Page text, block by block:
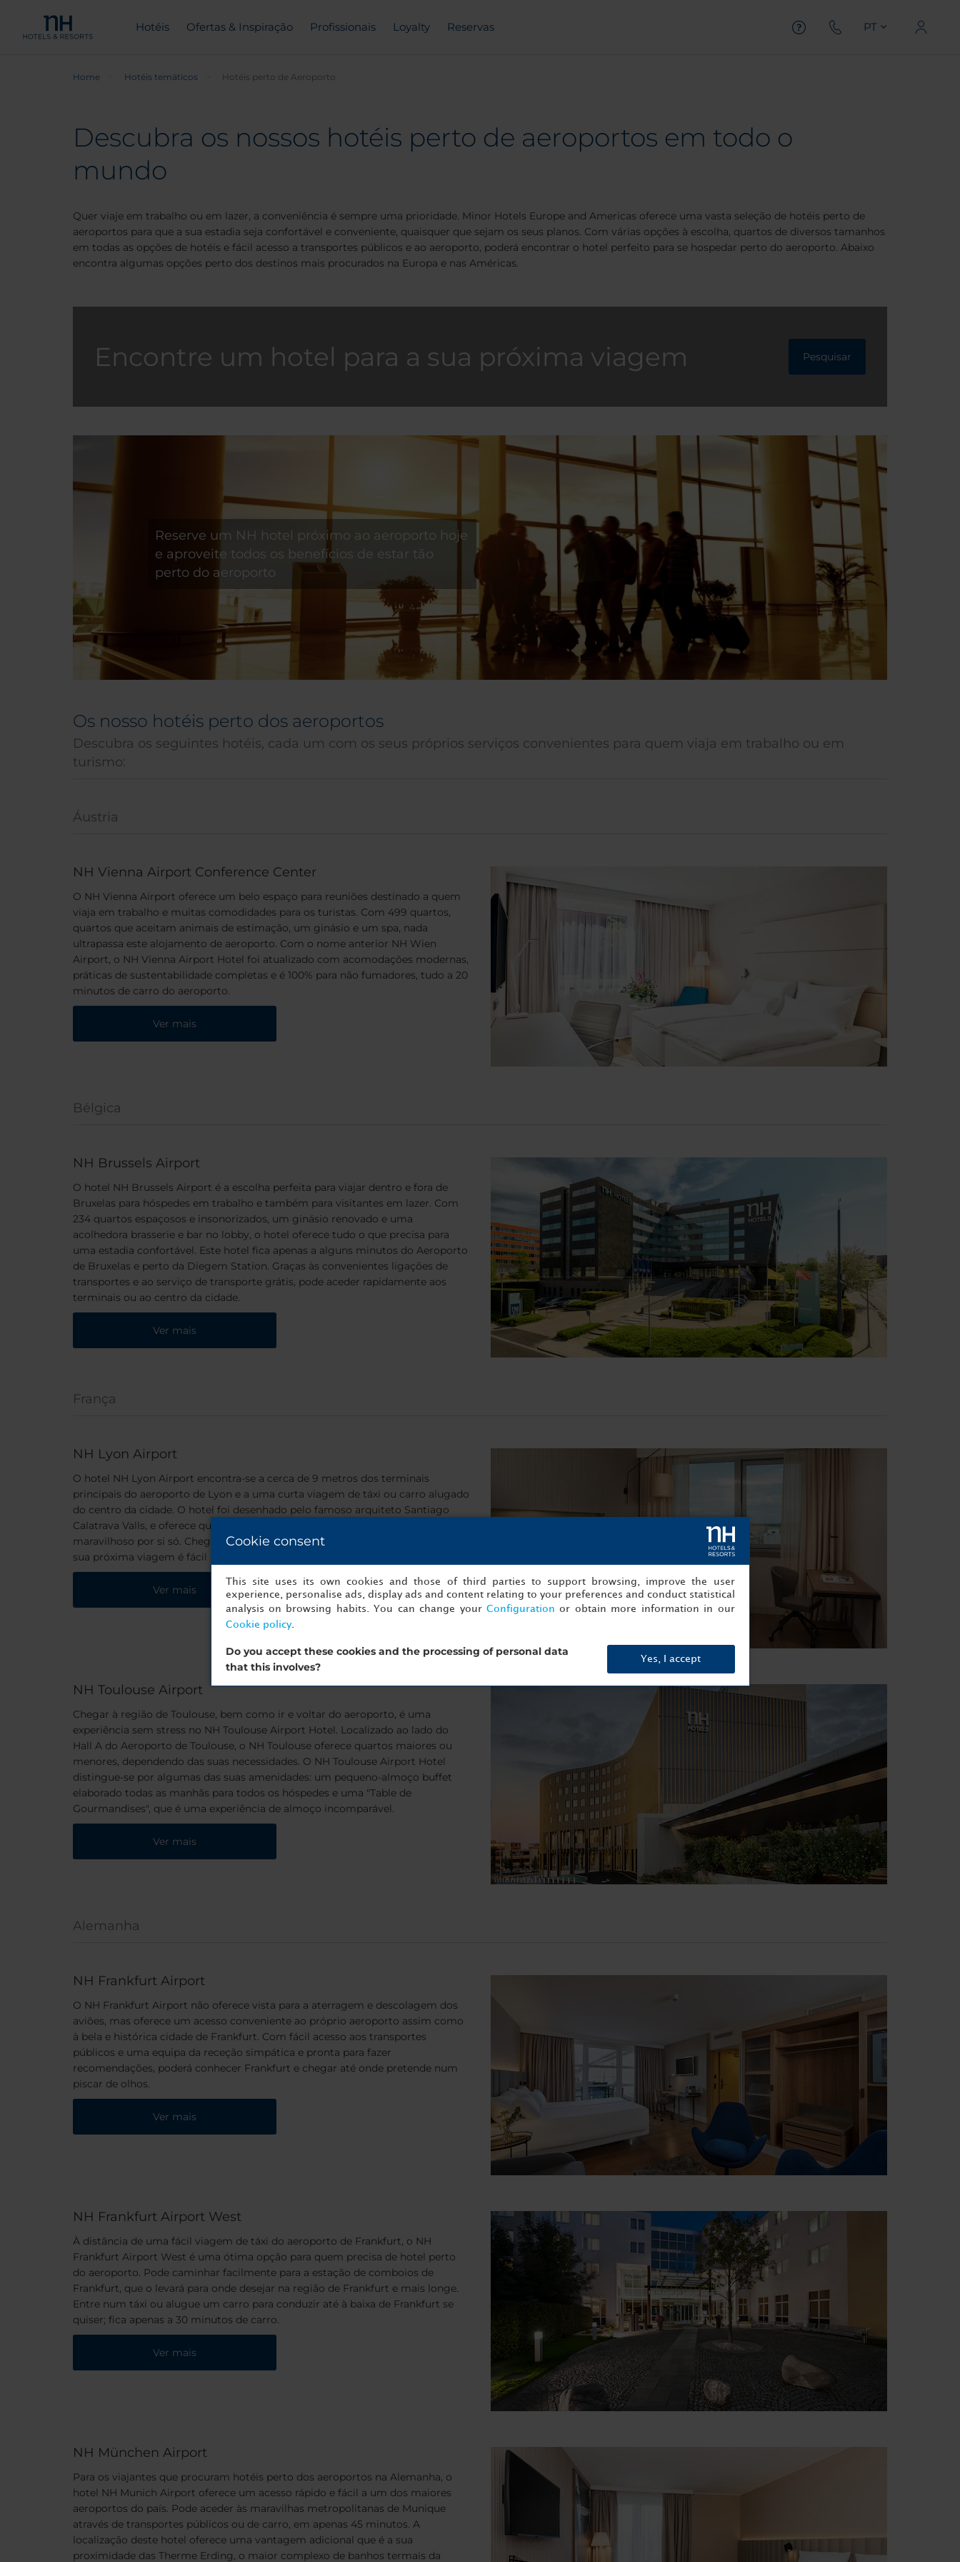
Hotéis Ofertas & Inspiração Profissionais Loyalty Reservas PT
Home Hotéis temáticos Hotéis perto de Aeroporto
Descubra os nossos hotéis perto de aeroportos em todo o
mundo
Quer viaje em trabalho ou em lazer, a conveniência é sempre uma prioridade. Minor Hotels Europe and Americas oferece uma vasta seleção de hotéis perto de
aeroportos para que a sua estadia seja confortável e conveniente, quaisquer que sejam os seus planos. Com várias opções à escolha, quartos de diversos tamanhos
em todas as opções de hotéis e fácil acesso a transportes públicos e ao aeroporto, poderá encontrar o hotel perfeito para se hospedar perto do aeroporto. Abaixo
encontra algumas opções perto dos destinos mais procurados na Europa e nas Américas.
Encontre um hotel para a sua próxima viagem Pesquisar
Reserve um NH hotel próximo ao aeroporto hoje
e aproveite todos os benefícios de estar tão
perto do aeroporto
Os nosso hotéis perto dos aeroportos
Descubra os seguintes hotéis, cada um com os seus próprios serviços convenientes para quem viaja em trabalho ou em
turismo:
Áustria
NH Vienna Airport Conference Center
O NH Vienna Airport oferece um belo espaço para reuniões destinado a quem
viaja em trabalho e muitas comodidades para os turistas. Com 499 quartos,
quartos que aceitam animais de estimação, um ginásio e um spa, nada
ultrapassa este alojamento de aeroporto. Com o nome anterior NH Wien
Airport, o NH Vienna Airport Hotel foi atualizado com acomodações modernas,
práticas de sustentabilidade completas e é 100% para não fumadores, tudo a 20
minutos de carro do aeroporto.
Ver mais
Bélgica
NH Brussels Airport
O hotel NH Brussels Airport é a escolha perfeita para viajar dentro e fora de
Bruxelas para hóspedes em trabalho e também para visitantes em lazer. Com
234 quartos espaçosos e insonorizados, um ginásio renovado e uma
acolhedora brasserie e bar no lobby, o hotel oferece tudo o que precisa para
uma estadia confortável. Este hotel fica apenas a alguns minutos do Aeroporto
de Bruxelas e perto da Diegem Station. Graças às convenientes ligações de
transportes e ao serviço de transporte grátis, pode aceder rapidamente aos
terminais ou ao centro da cidade.
Ver mais
França
NH Lyon Airport
O hotel NH Lyon Airport encontra-se a cerca de 9 metros dos terminais
principais do aeroporto de Lyon e a uma curta viagem de táxi ou carro alugado
do centro da cidade. O hotel foi desenhado pelo famoso arquiteto Santiago
Calatrava Valls, e oferece quartos elegantes e confortáveis num edifício
maravilhoso por si só. Chegar a qualquer lugar em Lyon e ao aeroporto para a
sua próxima viagem é fácil no NH Lyon Airport.
Ver mais
NH Toulouse Airport
Chegar à região de Toulouse, bem como ir e voltar do aeroporto, é uma
experiência sem stress no NH Toulouse Airport Hotel. Localizado ao lado do
Hall A do Aeroporto de Toulouse, o NH Toulouse oferece quartos maiores ou
menores, dependendo das suas necessidades. O NH Toulouse Airport Hotel
distingue-se por algumas das suas amenidades: um pequeno-almoço buffet
elaborado todas as manhãs para todos os hóspedes e uma "Table de
Gourmandises", que é uma experiência de almoço incomparável.
Ver mais
Alemanha
NH Frankfurt Airport
O NH Frankfurt Airport não oferece vista para a aterragem e descolagem dos
aviões, mas oferece um acesso conveniente ao próprio aeroporto assim como
à bela e histórica cidade de Frankfurt. Com fácil acesso aos transportes
públicos e uma equipa da receção simpática e pronta para fazer
recomendações, poderá conhecer Frankfurt e chegar até onde pretende num
piscar de olhos.
Ver mais
NH Frankfurt Airport West
À distância de uma fácil viagem de táxi do aeroporto de Frankfurt, o NH
Frankfurt Airport West é uma ótima opção para quem precisa de hotel perto
do aeroporto. Pode caminhar facilmente para a estação de comboios de
Frankfurt, que o levará para onde desejar na região de Frankfurt e mais longe.
Entre num táxi ou alugue um carro para conduzir até à baixa de Frankfurt se
quiser; fica apenas a 30 minutos de carro.
Ver mais
NH München Airport
Para os viajantes que procuram hotéis perto dos aeroportos na Alemanha, o
hotel NH Munich Airport oferece um acesso rápido e fácil a um dos maiores
aeroportos do país. Pode aceder às maravilhas metropolitanas de Munique
através de transportes públicos ou de carro, em apenas 45 minutos. A
localização deste hotel oferece uma vantagem adicional que é a sua
proximidade das Therme Erding, o maior complexo de banhos termais da
Cookie consent
This site uses its own cookies and those of third parties to support browsing, improve the user
experience, personalise ads, display ads and content relating to your preferences and conduct statistical
analysis on browsing habits. You can change your Configuration or obtain more information in our
Cookie policy.
Do you accept these cookies and the processing of personal data
that this involves?
Yes, I accept